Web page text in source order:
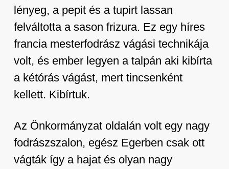
lényeg, a pepit és a tupirt lassan
felváltotta a sason frizura. Ez egy híres
francia mesterfodrász vágási technikája
volt, és ember legyen a talpán aki kibírta
a kétórás vágást, mert tincsenként
kellett. Kibírtuk.
Az Önkormányzat oldalán volt egy nagy
fodrászszalon, egész Egerben csak ott
vágták így a hajat és olyan nagy